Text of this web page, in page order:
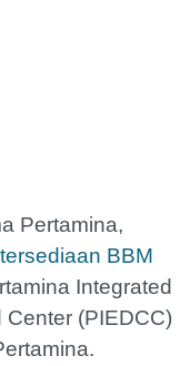
Pertamina,
BBM
Integrated
(PIEDCC)